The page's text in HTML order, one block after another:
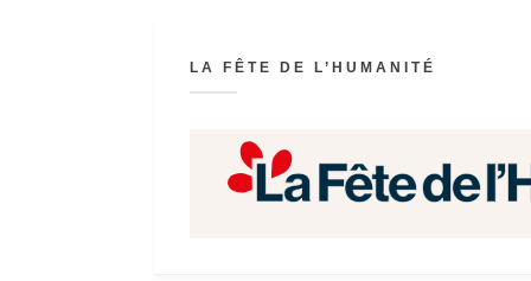
LA FÊTE DE L’HUMANITÉ